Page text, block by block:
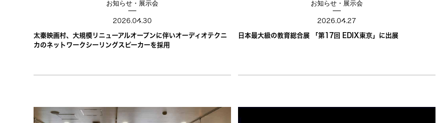
お知らせ・展示会
2026.04.30
太秦映画村、大規模リニューアルオープンに伴いオーディオテクニ
カのネットワークシーリングスピーカーを採用
お知らせ・展示会
2026.04.27
日本最大級の教育総合展 「第17回 EDIX東京」に出展